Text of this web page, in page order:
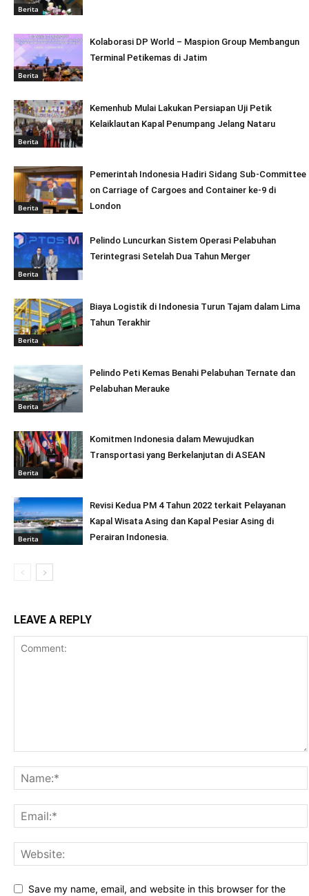
Berita
Berita
Kolaborasi DP World – Maspion Group Membangun
Terminal Petikemas di Jatim
Berita
Kemenhub Mulai Lakukan Persiapan Uji Petik
Kelaiklautan Kapal Penumpang Jelang Nataru
Berita
Pemerintah Indonesia Hadiri Sidang Sub-Committee
on Carriage of Cargoes and Container ke-9 di
London
Berita
Pelindo Luncurkan Sistem Operasi Pelabuhan
Terintegrasi Setelah Dua Tahun Merger
Berita
Biaya Logistik di Indonesia Turun Tajam dalam Lima
Tahun Terakhir
Berita
Pelindo Peti Kemas Benahi Pelabuhan Ternate dan
Pelabuhan Merauke
Berita
Komitmen Indonesia dalam Mewujudkan
Transportasi yang Berkelanjutan di ASEAN
Berita
Revisi Kedua PM 4 Tahun 2022 terkait Pelayanan
Kapal Wisata Asing dan Kapal Pesiar Asing di
Perairan Indonesia.
LEAVE A REPLY
Save my name, email, and website in this browser for the